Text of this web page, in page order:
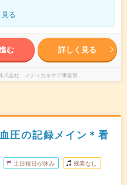
見る
む 詳しく見る
式会社 メディカルケア事業部
圧の記録メイン＊看
土日祝日が休み 残業なし